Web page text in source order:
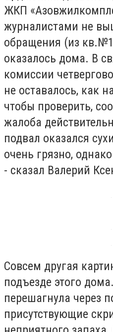
ЖКП
журналистами не
обращения (из
оказалось дома. В
комиссии
не оставалось, как
чтобы проверить,
жалоба
подвал оказался
очень грязно,
- сказал Валерий
Совсем другая
подъезде этого
перешагнула через
присутствующие